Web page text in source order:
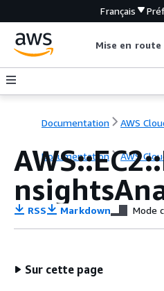
Français
Mise en route
Documentation AWS
Documentation AWS
RSS Markdown Mode
Sur cette page